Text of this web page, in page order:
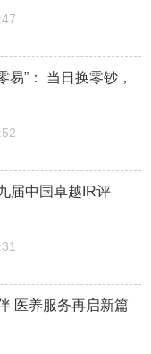
易”： 当日换零钞，
届中国卓越IR评
医养服务再启新篇